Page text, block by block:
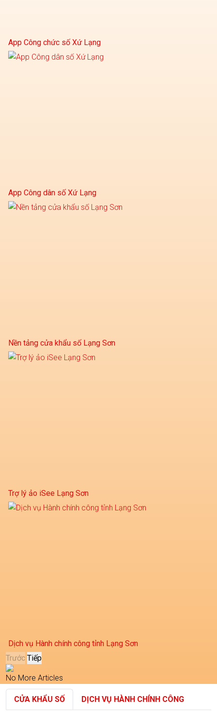
App Công chức số Xứ Lạng
App Công dân số Xứ Lạng
Nền tảng cửa khẩu số Lạng Sơn
Trợ lý ảo iSee Lạng Sơn
Dịch vụ Hành chính công tỉnh Lạng Sơn
Trước Tiếp
No More Articles
CỬA KHẨU SỐ DỊCH VỤ HÀNH CHÍNH CÔNG